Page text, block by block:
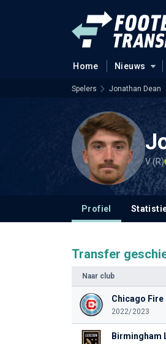
Home Nieuws
Spelers Jonathan Dean
V (R)
Profiel
Transfer
Naar club
Chicago Fire
2022/2023
Birmingham